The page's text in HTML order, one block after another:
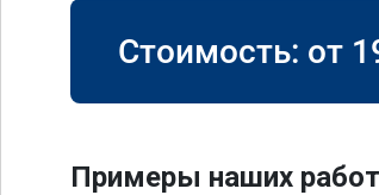
Стоимость: от
Примеры наших